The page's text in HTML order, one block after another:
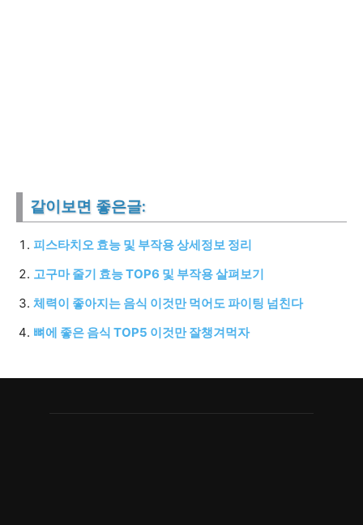
같이보면 좋은글:
피스타치오 효능 및 부작용 상세정보 정리
고구마 줄기 효능 TOP6 및 부작용 살펴보기
체력이 좋아지는 음식 이것만 먹어도 파이팅 넘친다
뼈에 좋은 음식 TOP5 이것만 잘챙겨먹자